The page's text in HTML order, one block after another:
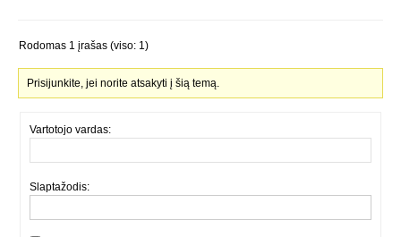
Rodomas 1 įrašas (viso: 1)
Prisijunkite, jei norite atsakyti į šią temą.
Vartotojo vardas:
Slaptažodis: